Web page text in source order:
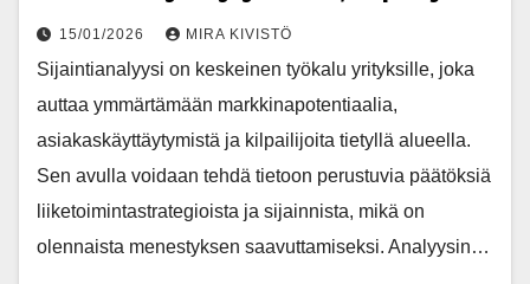
15/01/2026 MIRA KIVISTÖ
Sijaintianalyysi on keskeinen työkalu yrityksille, joka
auttaa ymmärtämään markkinapotentiaalia,
asiakaskäyttäytymistä ja kilpailijoita tietyllä alueella.
Sen avulla voidaan tehdä tietoon perustuvia päätöksiä
liiketoimintastrategioista ja sijainnista, mikä on
olennaista menestyksen saavuttamiseksi. Analyysin…